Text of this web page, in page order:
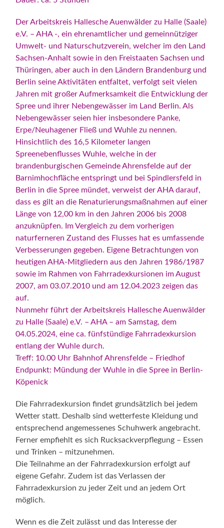
Der Arbeitskreis Hallesche Auenwälder zu Halle (Saale)
e.V. – AHA -, ein ehrenamtlicher und gemeinnütziger
Umwelt- und Naturschutzverein, welcher im den Land
Sachsen-Anhalt sowie in den Freistaaten Sachsen und
Thüringen, aber auch in den Ländern Brandenburg und
Berlin seine Aktivitäten entfaltet, verfolgt seit vielen
Jahren mit großer Aufmerksamkeit die Entwicklung der
Spree und ihrer Nebengewässer im Land Berlin. Als
Nebengewässer seien hier insbesondere Panke,
Erpe/Neuhagener Fließ und Wuhle zu nennen.
Hinsichtlich des 16,5 Kilometer langen
Spreenebenflusses Wuhle, welche in der
brandenburgischen Gemeinde Ahrensfelde auf der
Barnimhochfläche entspringt und bei Spindlersfeld in
Berlin in die Spree mündet, verweist der AHA darauf,
dass es gilt an die Renaturierungsmaßnahmen auf einer
Länge von 12,00 km in den Jahren 2006 bis 2008
anzuknüpfen. Im Vergleich zu dem vorherigen
naturferneren Zustand des Flusses hat es umfassende
Verbesserungen gegeben. Eigene Betrachtungen von
heutigen AHA-Mitgliedern aus den Jahren 1986/1987
sowie im Rahmen von Fahrradexkursionen im August
2007, am 03.07.2010 und am 12.04.2023 zeigen das
auf.
Nunmehr führt der Arbeitskreis Hallesche Auenwälder
zu Halle (Saale) e.V. – AHA – am Samstag, dem
04.05.2024, eine ca. fünfstündige Fahrradexkursion
entlang der Wuhle durch.
Treff: 10.00 Uhr Bahnhof Ahrensfelde – Friedhof
Endpunkt: Mündung der Wuhle in die Spree in Berlin-
Köpenick
Die Fahrradexkursion findet grundsätzlich bei jedem
Wetter statt. Deshalb sind wetterfeste Kleidung und
entsprechend angemessenes Schuhwerk angebracht.
Ferner empfiehlt es sich Rucksackverpflegung – Essen
und Trinken – mitzunehmen.
Die Teilnahme an der Fahrradexkursion erfolgt auf
eigene Gefahr. Zudem ist das Verlassen der
Fahrradexkursion zu jeder Zeit und an jedem Ort
möglich.
Wenn es die Zeit zulässt und das Interesse der